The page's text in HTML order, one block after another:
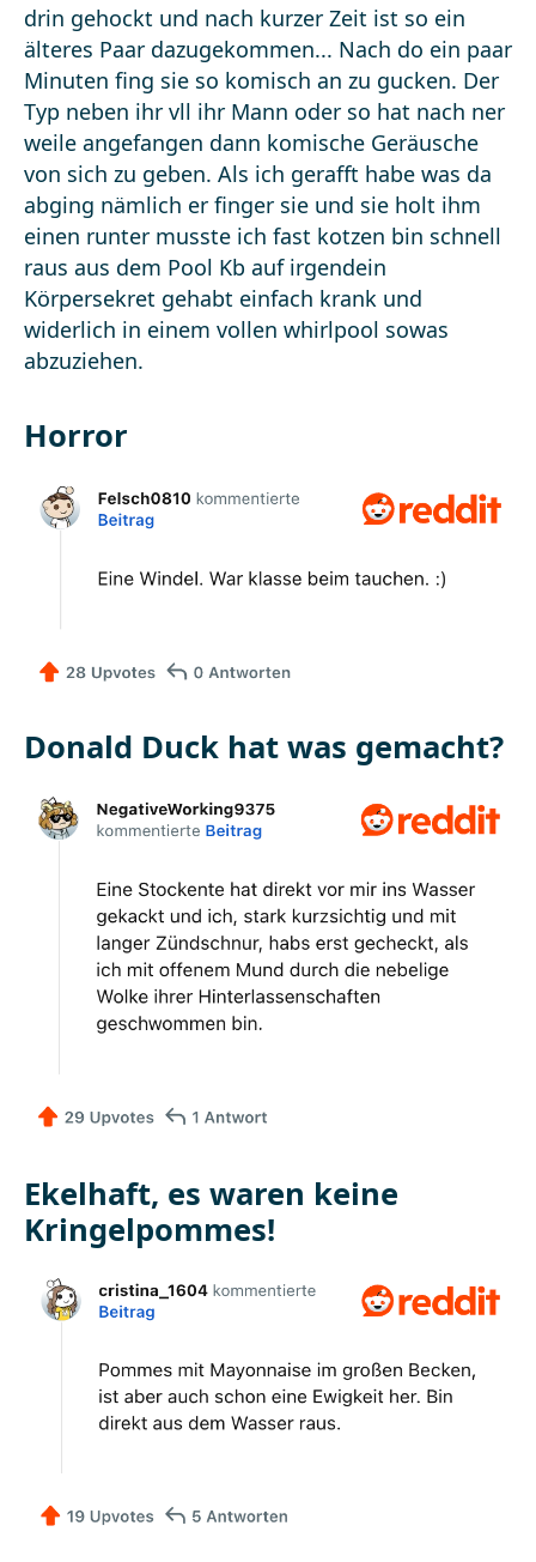
Horror
Donald Duck hat was gemacht?
Ekelhaft, es waren keine
Kringelpommes!